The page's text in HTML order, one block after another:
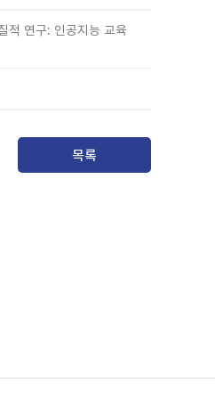
적 연구: 인공지능 교육
목록